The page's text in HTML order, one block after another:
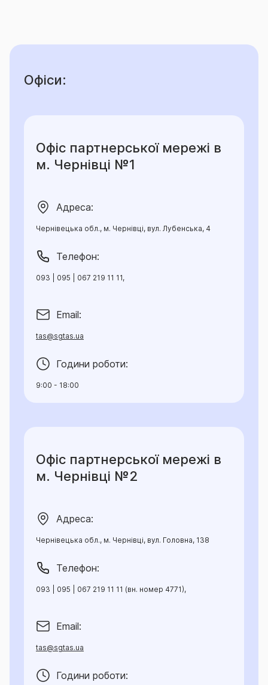
Офіси:
Офіс партнерської мережі в
м. Чернівці №1
Адреса:
Чернівецька обл., м. Чернівці, вул. Лубенська, 4
Телефон:
093 | 095 | 067 219 11 11,
Email:
tas@sgtas.ua
Години роботи:
9:00 - 18:00
Офіс партнерської мережі в
м. Чернівці №2
Адреса:
Чернівецька обл., м. Чернівці, вул. Головна, 138
Телефон:
093 | 095 | 067 219 11 11 (вн. номер 4771),
Email:
tas@sgtas.ua
Години роботи: